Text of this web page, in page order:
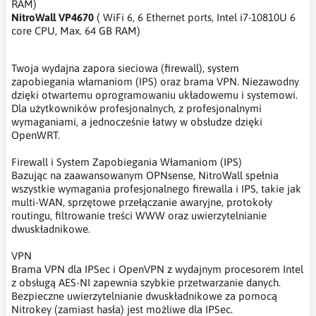
RAM)
NitroWall VP4670 ( WiFi 6, 6 Ethernet ports, Intel i7-10810U 6
core CPU, Max. 64 GB RAM)
Twoja wydajna zapora sieciowa (firewall), system
zapobiegania włamaniom (IPS) oraz brama VPN. Niezawodny
dzięki otwartemu oprogramowaniu układowemu i systemowi.
Dla użytkowników profesjonalnych, z profesjonalnymi
wymaganiami, a jednocześnie łatwy w obsłudze dzięki
OpenWRT.
Firewall i System Zapobiegania Włamaniom (IPS)
Bazując na zaawansowanym OPNsense, NitroWall spełnia
wszystkie wymagania profesjonalnego firewalla i IPS, takie jak
multi-WAN, sprzętowe przełączanie awaryjne, protokoły
routingu, filtrowanie treści WWW oraz uwierzytelnianie
dwuskładnikowe.
VPN
Brama VPN dla IPSec i OpenVPN z wydajnym procesorem Intel
z obsługą AES-NI zapewnia szybkie przetwarzanie danych.
Bezpieczne uwierzytelnianie dwuskładnikowe za pomocą
Nitrokey (zamiast hasła) jest możliwe dla IPSec.